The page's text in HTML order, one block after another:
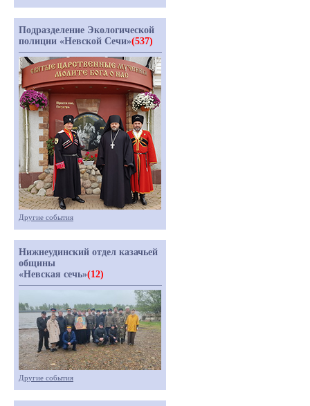
Подразделение Экологической
полиции «Невской Сечи»(537)
Другие события
Нижнеудинский отдел казачьей
общины
«Невская сечь»(12)
Другие события